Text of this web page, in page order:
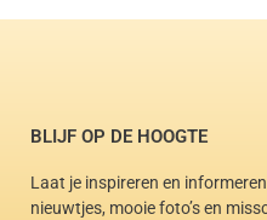
BLIJF OP DE HOOGTE
Laat je inspireren en
nieuwtjes, mooie foto’s en